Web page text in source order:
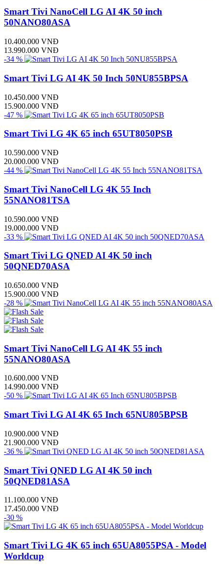
Smart Tivi NanoCell LG AI 4K 50 inch
50NANO80ASA
10.400.000 VNĐ
13.990.000 VNĐ
-34 %
Smart Tivi LG AI 4K 50 Inch 50NU855BPSA
10.450.000 VNĐ
15.900.000 VNĐ
-47 %
Smart Tivi LG 4K 65 inch 65UT8050PSB
10.590.000 VNĐ
20.000.000 VNĐ
-44 %
Smart Tivi NanoCell LG 4K 55 Inch
55NANO81TSA
10.590.000 VNĐ
19.000.000 VNĐ
-33 %
Smart Tivi LG QNED AI 4K 50 inch
50QNED70ASA
10.650.000 VNĐ
15.900.000 VNĐ
-28 %
Smart Tivi NanoCell LG AI 4K 55 inch
55NANO80ASA
10.600.000 VNĐ
14.990.000 VNĐ
-50 %
Smart Tivi LG AI 4K 65 Inch 65NU805BPSB
10.900.000 VNĐ
21.900.000 VNĐ
-36 %
Smart Tivi QNED LG AI 4K 50 inch
50QNED81ASA
11.100.000 VNĐ
17.450.000 VNĐ
-30 %
Smart Tivi LG 4K 65 inch 65UA8055PSA - Model
Worldcup